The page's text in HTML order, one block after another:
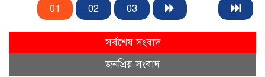
01 02 03
সর্বশেষ সংবাদ
জনপ্রিয় সংবাদ